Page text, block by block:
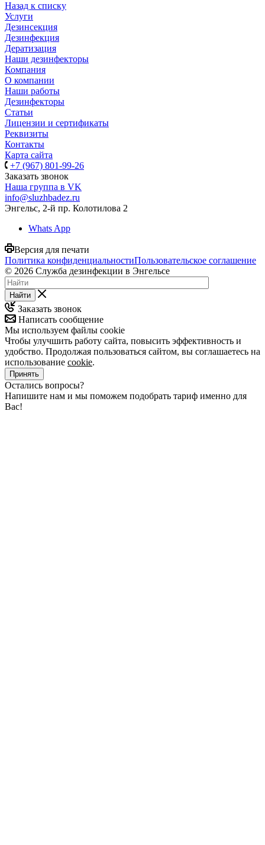
Назад к списку
Услуги
Дезинсекция
Дезинфекция
Дератизация
Наши дезинфекторы
Компания
О компании
Наши работы
Дезинфекторы
Статьи
Лицензии и сертификаты
Реквизиты
Контакты
Карта сайта
+7 (967) 801-99-26
Заказать звонок
Наша группа в VK
info@sluzhbadez.ru
Энгельс, 2-й пр. Колотилова 2
Whats App
Версия для печати
Политика конфиденциальностиПользовательское соглашение
© 2026 Служба дезинфекции в Энгельсе
Найти
Заказать звонок
Написать сообщение
Мы используем файлы cookie
Чтобы улучшить работу сайта, повысить эффективность и
удобство. Продолжая пользоваться сайтом, вы соглашаетесь на
использование cookie.
Принять
Остались вопросы?
Напишите нам и мы поможем подобрать тариф именно для
Вас!